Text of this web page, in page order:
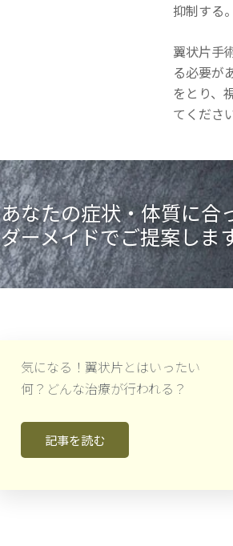
抑制する。
翼状片手
る必要が
をとり、
てくださ
あなたの症状・体質に合
ダーメイドでご提案します
気になる！翼状片とはいったい
何？どんな治療が行われる？
記事を読む